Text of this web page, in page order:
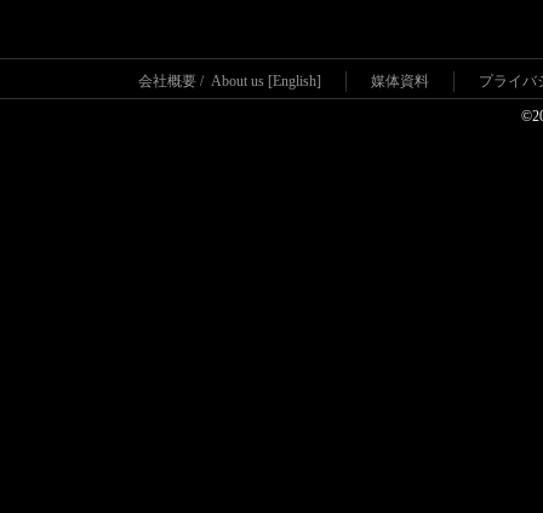
会社概要 / About us [English] 媒体資料 プライバ